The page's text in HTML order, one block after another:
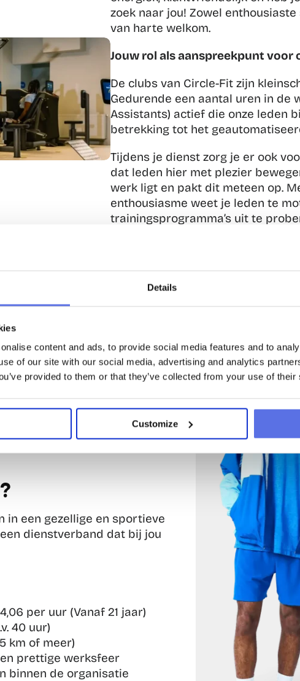
Details
content and ads, to provide social media features and to
of our site with our social media, advertising and analytics
provided to them or that they’ve collected from your use of their
Customize
zoek naar jou! Zowel
van harte welkom.
Jouw rol als aanspreekpunt voor
De clubs van Circle-Fit zijn
Gedurende een aantal uren in de
Assistants) actief die onze leden
betrekking tot het
Tijdens je dienst zorg je er ook
dat leden hier met plezier
werk ligt en pakt dit meteen op.
enthousiasme weet je leden te
trainingsprogramma’s uit te
moet gebeuren
leden als collega’s
omgeving
in een gezellige en sportieve
dienstverband dat bij jou
per uur (Vanaf 21 jaar)
40 uur)
km of meer)
prettige werksfeer
binnen de organisatie